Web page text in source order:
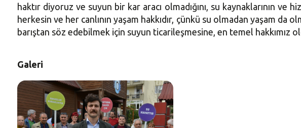
haktır diyoruz ve suyun bir kar aracı olmadığını, su kaynaklarının
herkesin ve her canlının yaşam hakkıdır, çünkü su olmadan yaşam
barıştan söz edebilmek için suyun ticarileşmesine, en temel hakkımız
Galeri